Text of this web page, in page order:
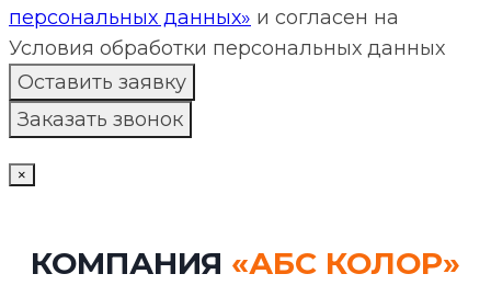
персональных данных» и согласен на
Условия обработки персональных данных
×
КОМПАНИЯ «АБС КОЛОР»